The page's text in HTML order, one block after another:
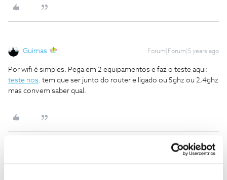
Guimas Forum|Forum|5 years ago
Por wifi é simples. Pega em 2 equipamentos e faz o teste aqui:
teste nos. tem que ser junto do router e ligado ou 5ghz ou 2,4ghz
mas convem saber qual.